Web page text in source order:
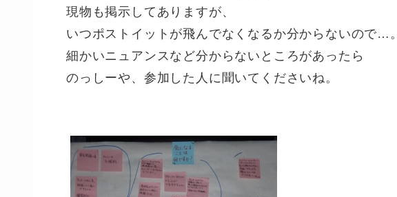
現物も掲示してありますが、
いつポストイットが飛んでなくなるか分からないので…。
細かいニュアンスなど分からないところがあったら
のっしーや、参加した人に聞いてくださいね。